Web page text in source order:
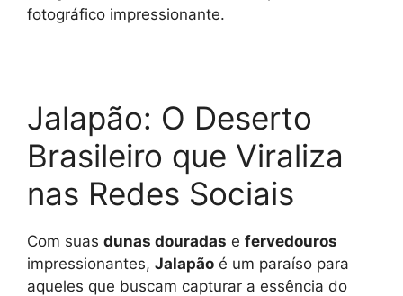
fotográfico impressionante.
Jalapão: O Deserto
Brasileiro que Viraliza
nas Redes Sociais
Com suas dunas douradas e fervedouros
impressionantes, Jalapão é um paraíso para
aqueles que buscam capturar a essência do